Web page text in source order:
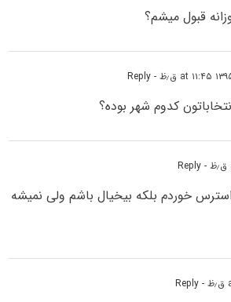
- Reply
کدوم شهر بوده؟
- Reply
خوردم بلکه بیخیال باشم ولی نمیشه
- Reply